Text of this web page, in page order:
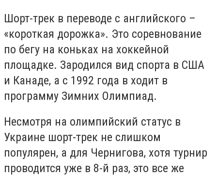
Шорт-трек в переводе с английского –
«короткая дорожка». Это соревнование
по бегу на коньках на хоккейной
площадке. Зародился вид спорта в США
и Канаде, а с 1992 года в ходит в
программу Зимних Олимпиад.
Несмотря на олимпийский статус в
Украине шорт-трек не слишком
популярен, а для Чернигова, хотя турнир
проводится уже в 8-й раз, это все же